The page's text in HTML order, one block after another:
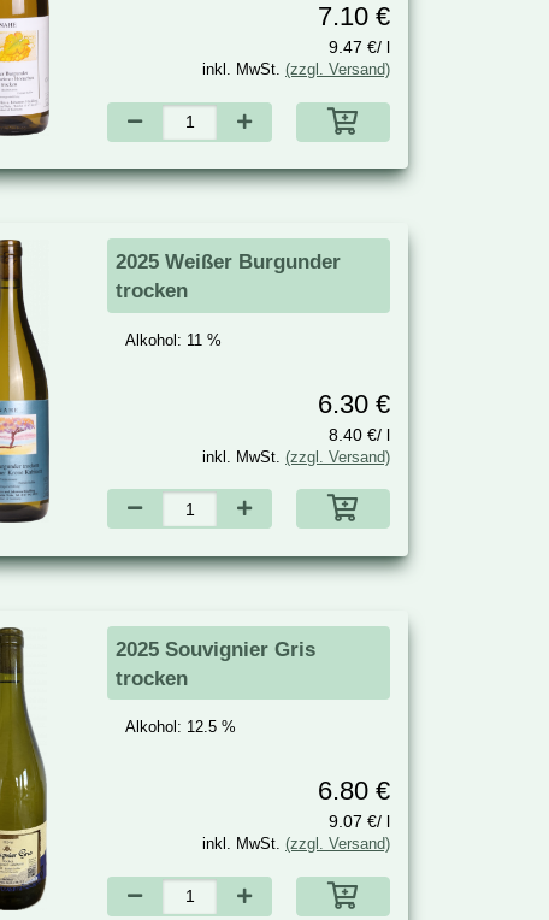
7.10 €
9.47 €/ l
inkl. MwSt. (zzgl. Versand)
2025 Weißer Burgunder
trocken
Alkohol: 11 %
6.30 €
8.40 €/ l
inkl. MwSt. (zzgl. Versand)
2025 Souvignier Gris
trocken
Alkohol: 12.5 %
6.80 €
9.07 €/ l
inkl. MwSt. (zzgl. Versand)